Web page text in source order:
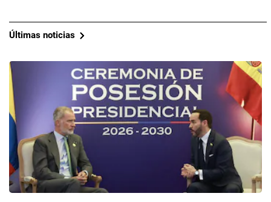
Últimas noticias